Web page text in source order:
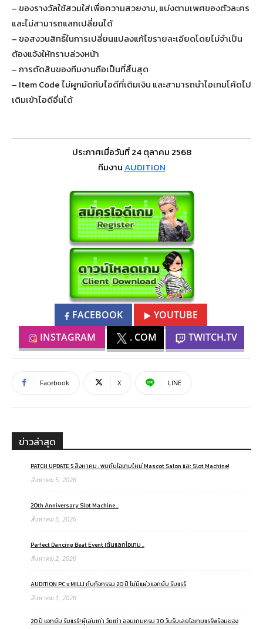
– ของรางวัลใช้สวมใส่เพื่อความสวยงาม, แบ่งตามเพศของตัวละคร
และไม่สามารถแลกเปลี่ยนได้
– ขอสงวนสิทธิ์ในการเปลี่ยนแปลงแก้ไขรายละเอียดโดยไม่จำเป็น
ต้องแจ้งให้ทราบล่วงหน้า
– การตัดสินของทีมงานถือเป็นที่สิ้นสุด
– Item Code ไม่ผูกมัดกับไอดีที่เติมเงิน และสามารถนำไอเทมโค้ดไป
เติมเข้าไอดีอื่นได้
ประกาศเมื่อวันที่ 24 ตุลาคม 2568
ทีมงานAUDITION
FACEBOOK
YOUTUBE
INSTAGRAM
. COM TWITCH.TV
Facebook X LINE
ข่าวล่าสุด
PATCH UPDATE 5 สิงหาคม : พบกับไอเทมใหม่ Mascot Salon และ Slot Machine!
สิงหาคม 5, 2026
20th Anniversary Slot Machine ..
สิงหาคม 5, 2026
Perfect Dancing Beat Event เต้นแลกไอเทม ..
สิงหาคม 2, 2026
AUDITION PC x MILLI กับกิจกรรม 20 ปี ไม่มีแผ่ว แจกยับ รับแรร์
สิงหาคม 1, 2026
20 ปี แจกยับ รับแรร์! ผู้เล่นเก่า วัยเก๋า ออนเกมครบ 30 วันรับเลยไอเทมแรร์พร้อมของ